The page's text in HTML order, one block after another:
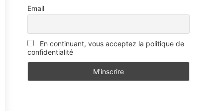
Email
En continuant, vous acceptez la politique de
confidentialité